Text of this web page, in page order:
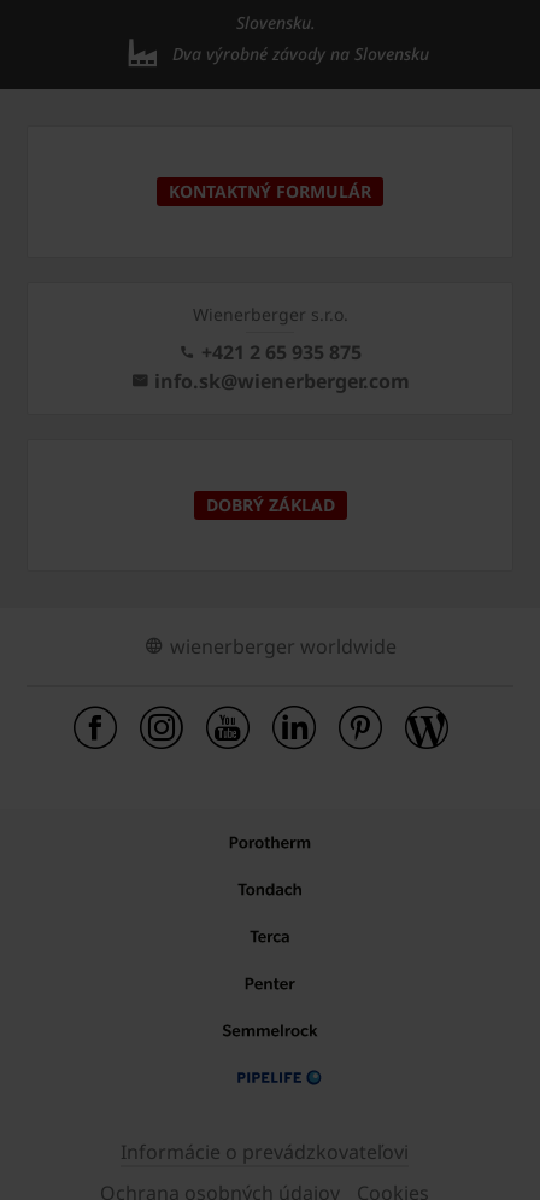
Slovensku.
Dva výrobné závody na Slovensku
KONTAKTNÝ FORMULÁR
Wienerberger s.r.o.
+421 2 65 935 875
info.sk@wienerberger.com
DOBRÝ ZÁKLAD
wienerberger worldwide
Informácie o prevádzkovateľovi
Ochrana osobných údajov
Cookies